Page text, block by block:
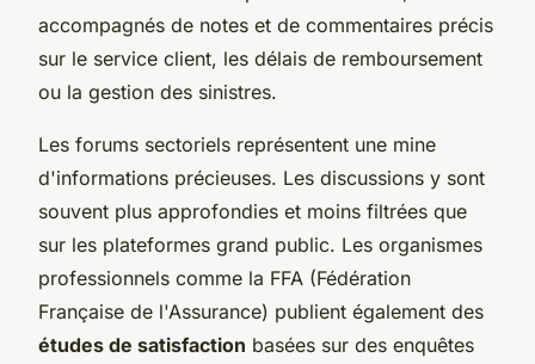
accompagnés de notes et de commentaires précis
sur le service client, les délais de remboursement
ou la gestion des sinistres.
Les forums sectoriels représentent une mine
d'informations précieuses. Les discussions y sont
souvent plus approfondies et moins filtrées que
sur les plateformes grand public. Les organismes
professionnels comme la FFA (Fédération
Française de l'Assurance) publient également des
études de satisfaction basées sur des enquêtes